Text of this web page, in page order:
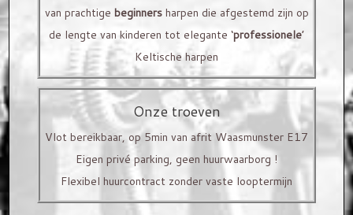
VERHUUR
SNAREN EN TOEBEHOREN
Kerscher Snaren
Bow Brand snaren
Harp toebehoren
HARPLES
Stel zelf je eigen harp samen! Van model, houtsoort
tot versiering op maat voor jou gemaakt!
van prachtige beginnersharpen die afgestemd zijn op
de lengte van kinderen tot elegante ‘professionele’
Keltische harpen
Onze troeven
Vlot bereikbaar, op 5min van afrit Waasmunster E17
Eigen privé parking, geen huurwaarborg !
Flexibel huurcontract zonder vaste looptermijn